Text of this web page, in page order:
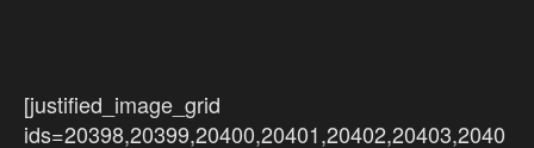
[justified_image_grid
ids=20398,20399,20400,20401,20402,20403,2040